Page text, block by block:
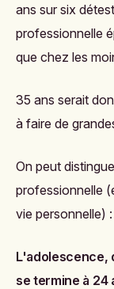
ans sur six
professionnelle
que chez les
35 ans serait
à faire de
On peut
professionnelle
vie personnelle) :
L'adolescence,
se termine à 24